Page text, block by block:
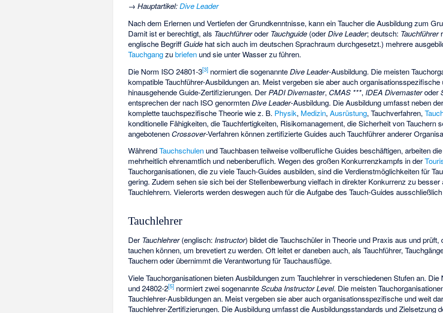
→Hauptartikel:Dive Leader
Nach dem Erlernen und Vertiefen der Grundkenntnisse, kann ein Taucher die Ausbildung zum
Damit ist er berechtigt, als Tauchführeroder Tauchguide (oderDive Leader; deutsch: Tauchführer
englische Begriff Guide hat sich auch im deutschen Sprachraum durchgesetzt.) mehrere
Tauchgangzubriefen und sie unter Wasser zu führen.
Die Norm ISO 24801-3[3] normiert die sogenannteDive Leader-Ausbildung. Die meisten
kompatible Tauchführer-Ausbildungen an. Meist vergeben sie aber auch organisationsspezifische
hinausgehende Guide-Zertifizierungen. Der PADI Divemaster, CMAS ***, IDEA Divemasteroder
entsprechen der nach ISO genormtenDive Leader-Ausbildung. Die Ausbildung umfasst neben
komplette tauchspezifische Theorie wie z. B. Physik, Medizin,Ausrüstung, Tauchverfahren,
konditionelle Fähigkeiten, die Tauchfertigkeiten, Risikomanagement, die Sicherheit von Tauchern
angebotenen Crossover-Verfahren können zertifizierte Guides auch Tauchführer anderer
WährendTauchschulen und Tauchbasen teilweise vollberufliche Guides beschäftigen, arbeiten
mehrheitlich ehrenamtlich und nebenberuflich. Wegen des großen Konkurrenzkampfs in der
Tauchorganisationen, die zu viele Tauch-Guides ausbilden, sind die Verdienstmöglichkeiten für
gering. Zudem sehen sie sich bei der Stellenbewerbung vielfach in direkter Konkurrenz zu besser
Tauchlehrern. Vielerorts werden deswegen auch für die Aufgabe des Tauch-Guides
Tauchlehrer
Der Tauchlehrer(englisch:Instructor) bildet die Tauchschüler in Theorie und Praxis aus und prüft,
tauchen können, um brevetiert zu werden. Oft leitet er daneben auch, als Tauchführer,
Tauchern oder übernimmt die Verantwortung für Tauchausflüge.
Viele Tauchorganisationen bieten Ausbildungen zum Tauchlehrer in verschiedenen Stufen an.
und 24802-2[5] normiert zwei sogenannteScuba Instructor Level. Die meisten
Tauchlehrer-Ausbildungen an. Meist vergeben sie aber auch organisationsspezifische und weit
Tauchlehrer-Zertifizierungen. Die Ausbildung umfasst die Ausbildungsstandards und Zielsetzung